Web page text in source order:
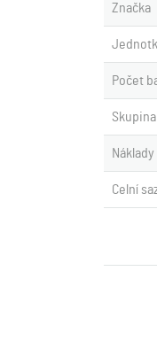
Značka
Počet
Celní